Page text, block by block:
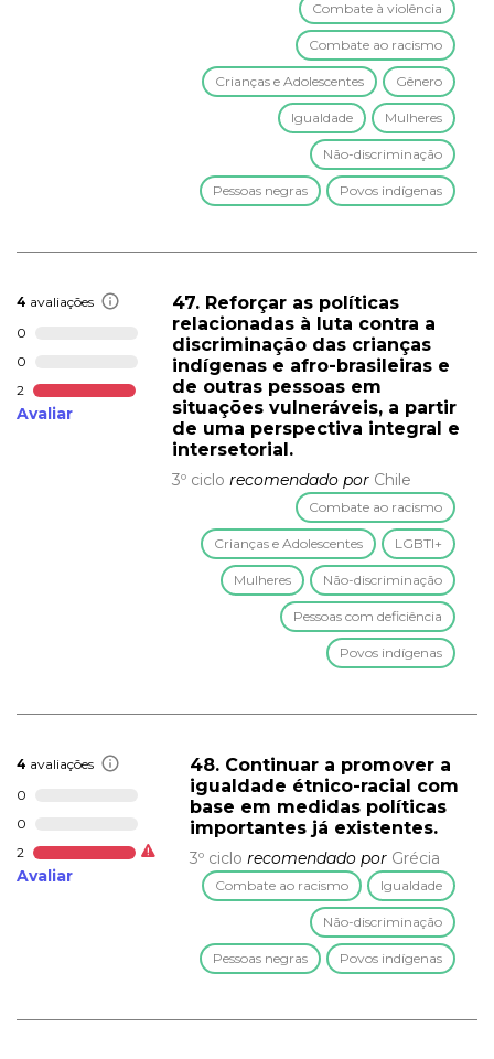
Combate à violência
Combate ao racismo
Crianças e Adolescentes Gênero
Igualdade Mulheres
Não-discriminação
Pessoas negras Povos indígenas
4 avaliações
0
0
2
Avaliar
47. Reforçar as políticas
relacionadas à luta contra a
discriminação das crianças
indígenas e afro-brasileiras e
de outras pessoas em
situações vulneráveis, a partir
de uma perspectiva integral e
intersetorial.
3º ciclo recomendado por Chile
Combate ao racismo
Crianças e Adolescentes LGBTI+
Mulheres Não-discriminação
Pessoas com deficiência
Povos indígenas
4 avaliações
0
0
2
Avaliar
48. Continuar a promover a
igualdade étnico-racial com
base em medidas políticas
importantes já existentes.
3º ciclo recomendado por Grécia
Combate ao racismo Igualdade
Não-discriminação
Pessoas negras Povos indígenas